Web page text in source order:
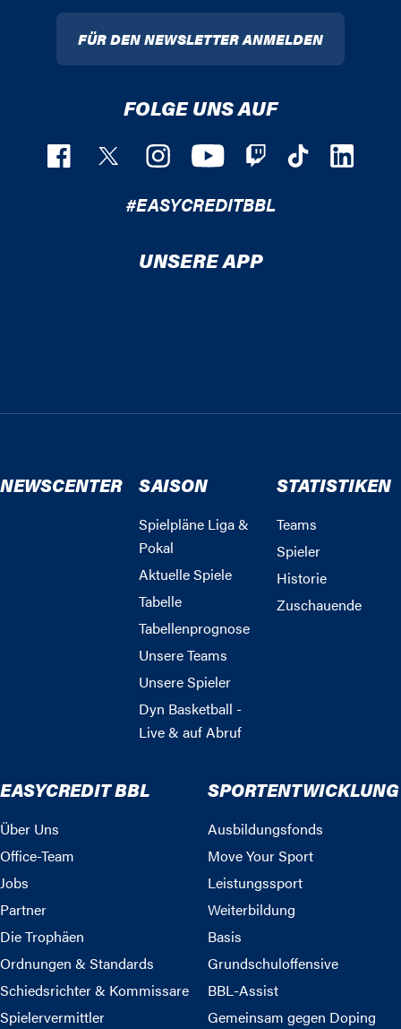
FÜR DEN NEWSLETTER ANMELDEN
FOLGE UNS AUF
#EASYCREDITBBL
UNSERE APP
NEWSCENTER SAISON
Spielpläne Liga &
Pokal
Aktuelle Spiele
Tabelle
Tabellenprognose
Unsere Teams
Unsere Spieler
Dyn Basketball -
Live & auf Abruf
STATISTIKEN
Teams
Spieler
Historie
Zuschauende
EASYCREDIT BBL
Über Uns
Office-Team
Jobs
Partner
Die Trophäen
Ordnungen & Standards
Schiedsrichter & Kommissare
Spielervermittler
SPORTENTWICKLUNG
Ausbildungsfonds
Move Your Sport
Leistungssport
Weiterbildung
Basis
Grundschuloffensive
BBL-Assist
Gemeinsam gegen Doping